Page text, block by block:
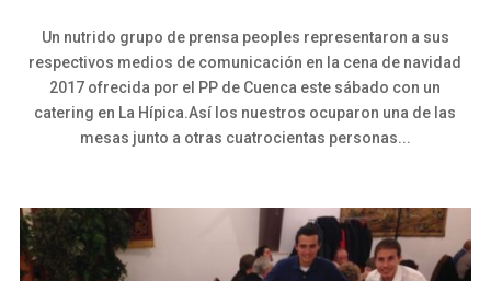
Un nutrido grupo de prensa peoples representaron a sus
respectivos medios de comunicación en la cena de navidad
2017 ofrecida por el PP de Cuenca este sábado con un
catering en La Hípica.Así los nuestros ocuparon una de las
mesas junto a otras cuatrocientas personas...